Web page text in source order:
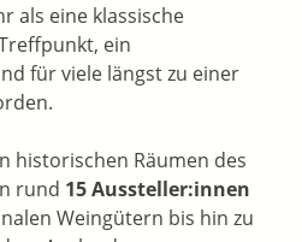
als eine klassische
ein
für viele längst zu einer
historischen Räumen des
rund 15 Aussteller:innen
Weingütern bis hin zu